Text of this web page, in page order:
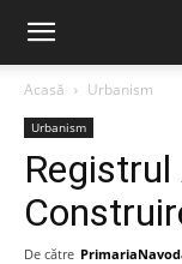
Acasă Urbanism
Urbanism
De către